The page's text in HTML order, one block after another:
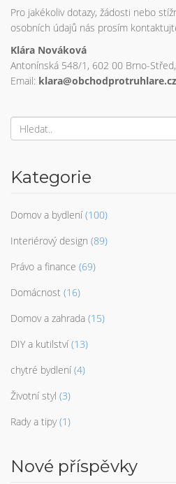
Pro jakékoliv dotazy, žádosti nebo
osobních údajů nás prosím
Klára Nováková
Antonínská 548/1, 602 00 Brno-
Email: klara@obchodprotruhlare.cz
Kategorie
Domov a bydlení (100)
Interiérový design (89)
Právo a finance (69)
Domácnost (16)
Domov a zahrada (15)
DIY a kutilství (13)
chytré bydlení (4)
Životní styl (3)
Rady a tipy (1)
Nové příspěvky